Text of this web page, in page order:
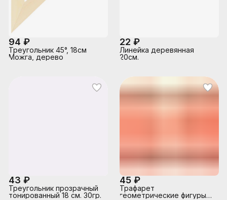
94 ₽
Треугольник 45°, 18см
Можга, дерево
22 ₽
Линейка деревянная
20см.
43 ₽
Треугольник прозрачный
тонированный 18 см. 30гр.
45 ₽
Трафарет
геометрические фигуры